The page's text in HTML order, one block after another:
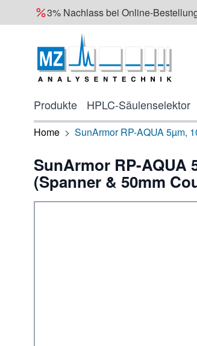
3% Nachlass bei Online-
Produkte HPLC-Säulenselektor
Home > SunArmor RP-AQUA 5µm,
SunArmor RP-AQUA
(Spanner & 50mm